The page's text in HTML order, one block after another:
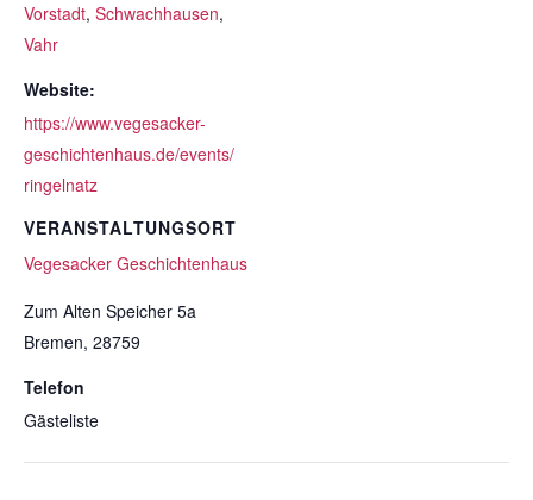
Vorstadt, Schwachhausen,
Vahr
Website:
https://www.vegesacker-
geschichtenhaus.de/events/
ringelnatz
VERANSTALTUNGSORT
Vegesacker Geschichtenhaus
Zum Alten Speicher 5a
Bremen, 28759
Telefon
Gästeliste